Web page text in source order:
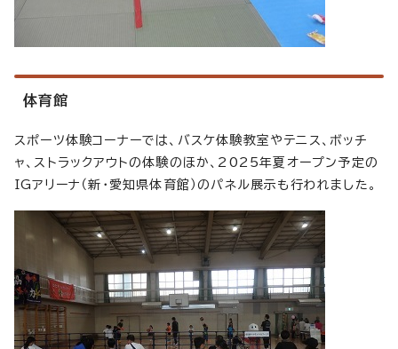
体育館
スポーツ体験コーナーでは、バスケ体験教室やテニス、ボッチ
ャ、ストラックアウトの体験のほか、2025年夏オープン予定の
IGアリーナ（新・愛知県体育館）のパネル展示も行われました。